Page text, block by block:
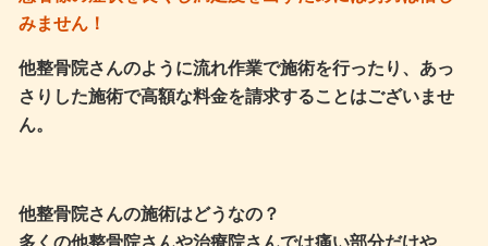
みません！
他整骨院さんのように流れ作業で施術を行ったり、あっ
さりした施術で高額な料金を請求することはございませ
ん。
他整骨院さんの施術はどうなの？
多くの他整骨院さんや治療院さんでは痛い部分だけや、